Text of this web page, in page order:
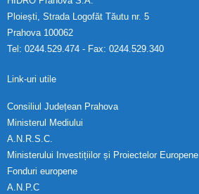
Ploiești, Strada Logofăt Tăutu nr. 5
Prahova 100062
Tel: 0244.529.474 - Fax: 0244.529.340
Link-uri utile
Consiliul Județean Prahova
Ministerul Mediului
A.N.R.S.C.
Ministerului Investițiilor și Proiectelor Europene
Fonduri europene
A.N.P.C